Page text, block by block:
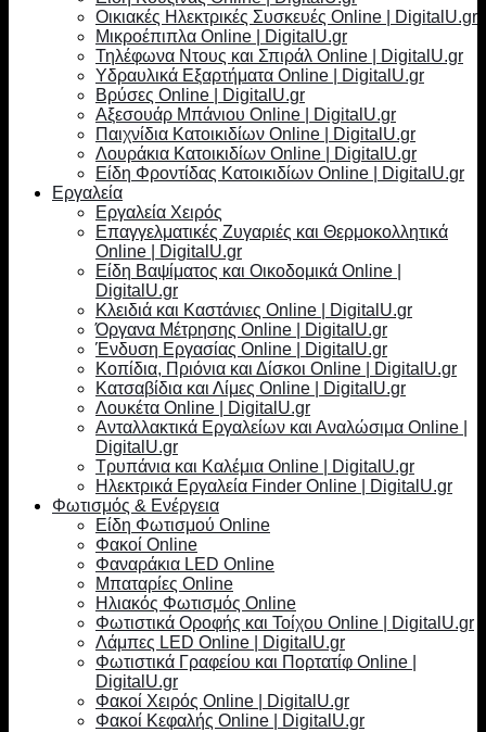
Οικιακές Ηλεκτρικές Συσκευές Online | DigitalU.gr
Μικροέπιπλα Online | DigitalU.gr
Τηλέφωνα Ντους και Σπιράλ Online | DigitalU.gr
Υδραυλικά Εξαρτήματα Online | DigitalU.gr
Βρύσες Online | DigitalU.gr
Αξεσουάρ Μπάνιου Online | DigitalU.gr
Παιχνίδια Κατοικιδίων Online | DigitalU.gr
Λουράκια Κατοικιδίων Online | DigitalU.gr
Είδη Φροντίδας Κατοικιδίων Online | DigitalU.gr
Εργαλεία
Εργαλεία Χειρός
Επαγγελματικές Ζυγαριές και Θερμοκολλητικά
Online | DigitalU.gr
Είδη Βαψίματος και Οικοδομικά Online |
DigitalU.gr
Κλειδιά και Καστάνιες Online | DigitalU.gr
Όργανα Μέτρησης Online | DigitalU.gr
Ένδυση Εργασίας Online | DigitalU.gr
Κοπίδια, Πριόνια και Δίσκοι Online | DigitalU.gr
Κατσαβίδια και Λίμες Online | DigitalU.gr
Λουκέτα Online | DigitalU.gr
Ανταλλακτικά Εργαλείων και Αναλώσιμα Online |
DigitalU.gr
Τρυπάνια και Καλέμια Online | DigitalU.gr
Ηλεκτρικά Εργαλεία Finder Online | DigitalU.gr
Φωτισμός & Ενέργεια
Είδη Φωτισμού Online
Φακοί Online
Φαναράκια LED Online
Μπαταρίες Online
Ηλιακός Φωτισμός Online
Φωτιστικά Οροφής και Τοίχου Online | DigitalU.gr
Λάμπες LED Online | DigitalU.gr
Φωτιστικά Γραφείου και Πορτατίφ Online |
DigitalU.gr
Φακοί Χειρός Online | DigitalU.gr
Φακοί Κεφαλής Online | DigitalU.gr